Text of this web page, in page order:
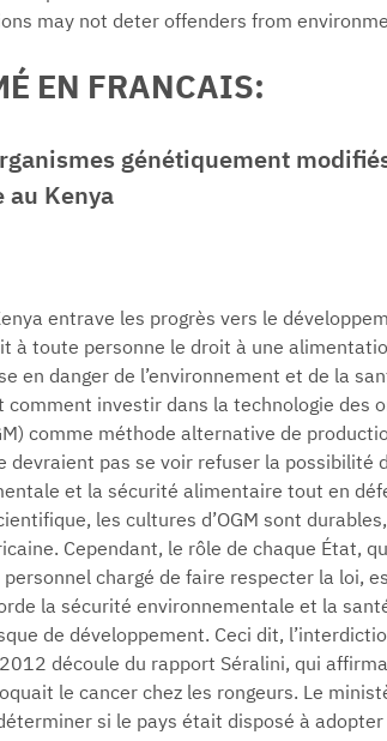
may not deter offenders from
EN FRANCAIS:
génétiquement
au Kenya
entrave les progrès vers le
à toute personne le droit à une
en danger de l’environnement et de la
comment investir dans la technologie des
comme méthode alternative de
devraient pas se voir refuser la possibilité
et la sécurité alimentaire tout en
les cultures d’OGM sont
Cependant, le rôle de chaque État,
chargé de faire respecter la loi,
la sécurité environnementale et la
de développement. Ceci dit,
découle du rapport Séralini, qui
le cancer chez les rongeurs. Le
si le pays était disposé à adopter